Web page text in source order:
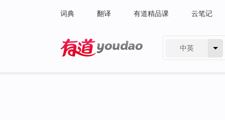
词典 翻译 有道精品课 云笔记
中英